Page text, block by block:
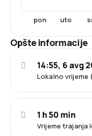
pon uto
Opšte informacije
Lokalno vrijeme
14:55, 6 avg
Vrijeme trajanja
1 h 50 min